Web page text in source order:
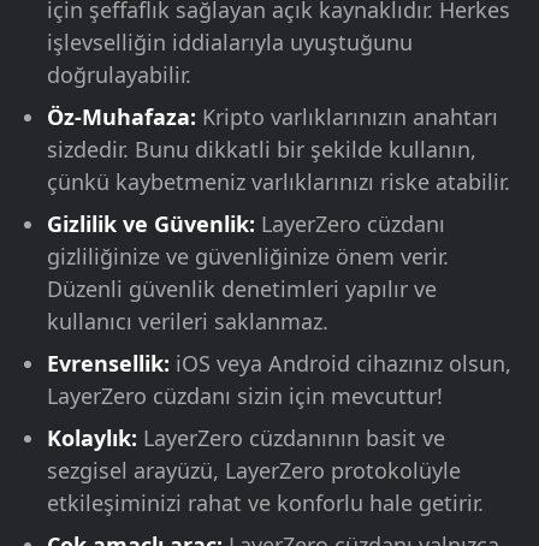
için şeffaflık sağlayan açık kaynaklıdır. Herkes
işlevselliğin iddialarıyla uyuştuğunu
doğrulayabilir.
Öz-Muhafaza: Kripto varlıklarınızın anahtarı
sizdedir. Bunu dikkatli bir şekilde kullanın,
çünkü kaybetmeniz varlıklarınızı riske atabilir.
Gizlilik ve Güvenlik: LayerZero cüzdanı
gizliliğinize ve güvenliğinize önem verir.
Düzenli güvenlik denetimleri yapılır ve
kullanıcı verileri saklanmaz.
Evrensellik: iOS veya Android cihazınız olsun,
LayerZero cüzdanı sizin için mevcuttur!
Kolaylık: LayerZero cüzdanının basit ve
sezgisel arayüzü, LayerZero protokolüyle
etkileşiminizi rahat ve konforlu hale getirir.